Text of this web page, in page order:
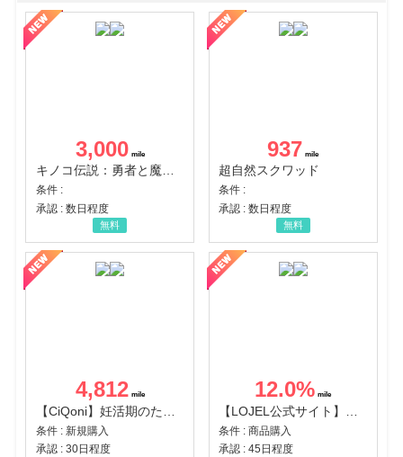
3,000
キノコ伝説：勇者と魔法のランプ
条件 :
承認 : 数日程度
無料
937
超自然スクワッド
条件 :
承認 : 数日程度
無料
4,812
条件 : 新規購入
承認 : 30日程度
12.0%
条件 : 商品購入
承認 : 45日程度